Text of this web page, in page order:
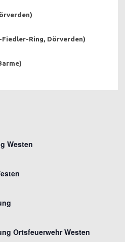
Ring, Dörverden)
Westen
Ortsfeuerwehr Westen